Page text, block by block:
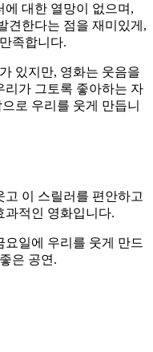
대한 열망이 없으며,
견한다는 점을 재미있게,
족합니다.
있지만, 영화는 웃음을
리가 그토록 좋아하는 자
로 우리를 웃게 만듭니
이 스릴러를 편안하고
과적인 영화입니다.
일에 우리를 웃게 만드
은 공연.